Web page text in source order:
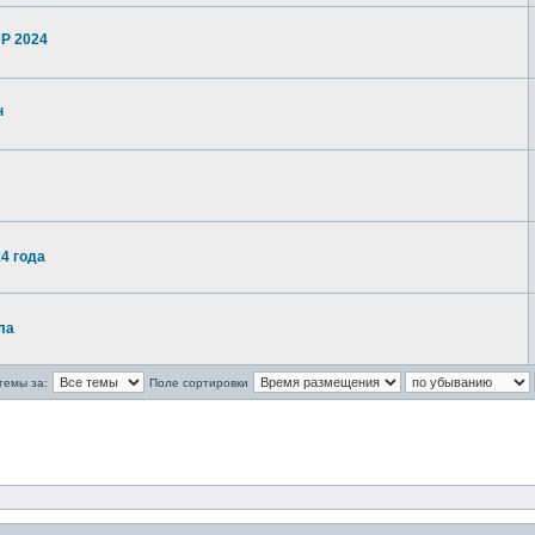
2024
года
за: Поле сортировки